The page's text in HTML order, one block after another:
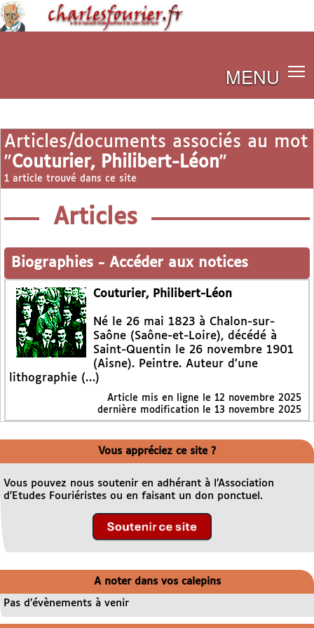
MENU
Articles/documents associés au mot
"Couturier, Philibert-Léon"
1 article trouvé dans ce site
Articles
Biographies - Accéder aux notices
Couturier, Philibert-Léon
Né le 26 mai 1823 à Chalon-sur-
Saône (Saône-et-Loire), décédé à
Saint-Quentin le 26 novembre 1901
(Aisne). Peintre. Auteur d’une
lithographie (…)
Article mis en ligne le 12 novembre 2025
dernière modification le 13 novembre 2025
Vous appréciez ce site ?
Vous pouvez nous soutenir en adhérant à l’Association
d’Etudes Fouriéristes ou en faisant un don ponctuel.
A noter dans vos calepins
Pas d’évènements à venir